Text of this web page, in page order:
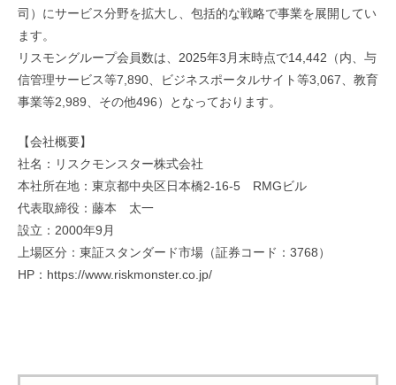
司）にサービス分野を拡大し、包括的な戦略で事業を展開してい
ます。
リスモングループ会員数は、2025年3月末時点で14,442（内、与
信管理サービス等7,890、ビジネスポータルサイト等3,067、教育
事業等2,989、その他496）となっております。
【会社概要】
社名：リスクモンスター株式会社
本社所在地：東京都中央区日本橋2-16-5 RMGビル
代表取締役：藤本 太一
設立：2000年9月
上場区分：東証スタンダード市場（証券コード：3768）
HP： https://www.riskmonster.co.jp/